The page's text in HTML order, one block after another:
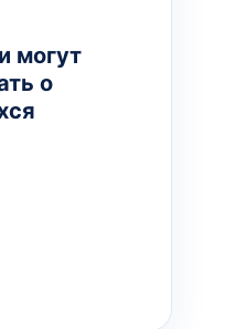
могут
о